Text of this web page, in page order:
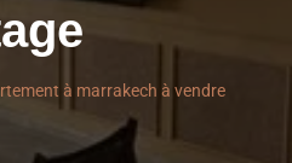
à marrakech à vendre